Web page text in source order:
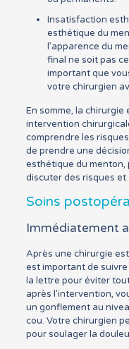
Insatisfaction
esthétique du
l’apparence du
final ne soit pas
important que
votre chirurgien
En somme, la
intervention
comprendre les
de prendre une
esthétique du menton,
discuter des risques
Soins
Immédiatement
Après une chirurgie
est important de
la lettre pour éviter
après l’intervention,
un gonflement au
cou. Votre chirurgien
pour soulager la